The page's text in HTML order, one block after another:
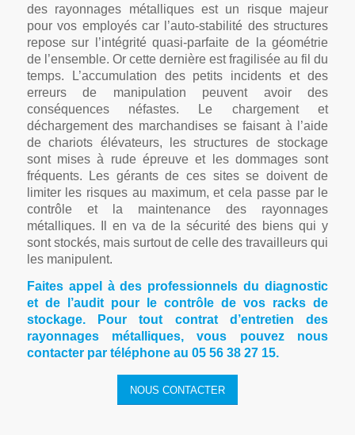
des rayonnages métalliques est un risque majeur
pour vos employés car l’auto-stabilité des structures
repose sur l’intégrité quasi-parfaite de la géométrie
de l’ensemble. Or cette dernière est fragilisée au fil du
temps. L’accumulation des petits incidents et des
erreurs de manipulation peuvent avoir des
conséquences néfastes. Le chargement et
déchargement des marchandises se faisant à l’aide
de chariots élévateurs, les structures de stockage
sont mises à rude épreuve et les dommages sont
fréquents. Les gérants de ces sites se doivent de
limiter les risques au maximum, et cela passe par le
contrôle et la maintenance des rayonnages
métalliques. Il en va de la sécurité des biens qui y
sont stockés, mais surtout de celle des travailleurs qui
les manipulent.
Faites appel à des professionnels du diagnostic
et de l’audit pour le contrôle de vos racks de
stockage. Pour tout contrat d’entretien des
rayonnages métalliques, vous pouvez nous
contacter par téléphone au 05 56 38 27 15.
NOUS CONTACTER